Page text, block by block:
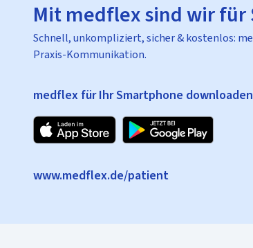
Mit medflex sind wir für
Schnell, unkompliziert, sicher & kostenlos:
Praxis-Kommunikation.
medflex für Ihr Smartphone downloaden
www.medflex.de/patient